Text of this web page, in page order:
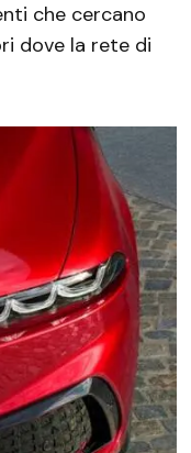
che cercano
dove la rete di